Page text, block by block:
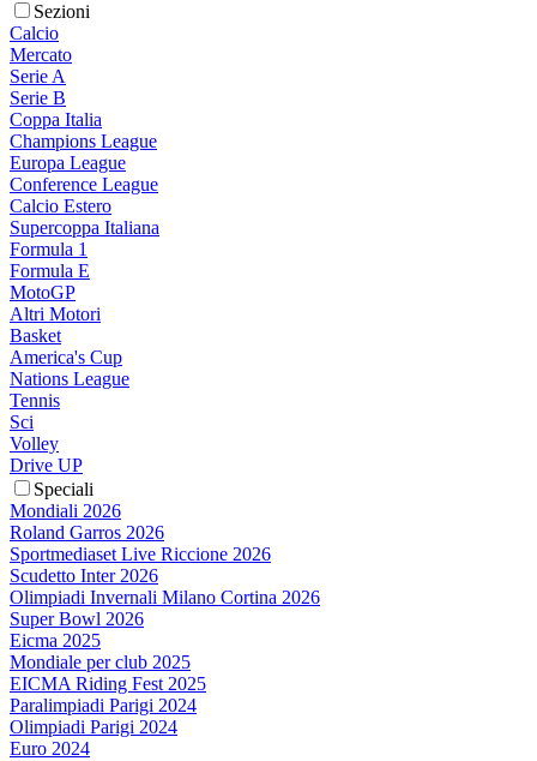
Sezioni
Calcio
Mercato
Serie A
Serie B
Coppa Italia
Champions League
Europa League
Conference League
Calcio Estero
Supercoppa Italiana
Formula 1
Formula E
MotoGP
Altri Motori
Basket
America's Cup
Nations League
Tennis
Sci
Volley
Drive UP
Speciali
Mondiali 2026
Roland Garros 2026
Sportmediaset Live Riccione 2026
Scudetto Inter 2026
Olimpiadi Invernali Milano Cortina 2026
Super Bowl 2026
Eicma 2025
Mondiale per club 2025
EICMA Riding Fest 2025
Paralimpiadi Parigi 2024
Olimpiadi Parigi 2024
Euro 2024